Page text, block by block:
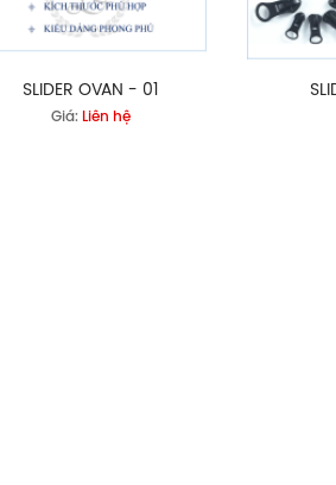
SLIDER OVAN - 01
Giá: Liên hệ